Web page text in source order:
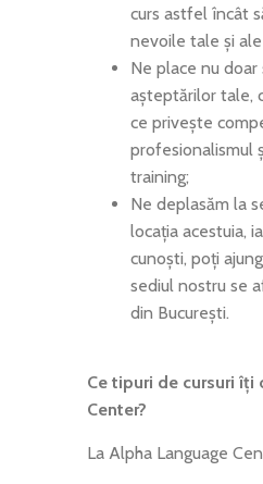
curs astfel încât
nevoile tale și
Ne place nu
așteptărilor tale,
ce privește
profesionalismul
training;
Ne deplasăm la
locația acestuia,
cunoști, poți
sediul nostru se
din București.
Ce tipuri de cursuri îți
Center?
La Alpha Language